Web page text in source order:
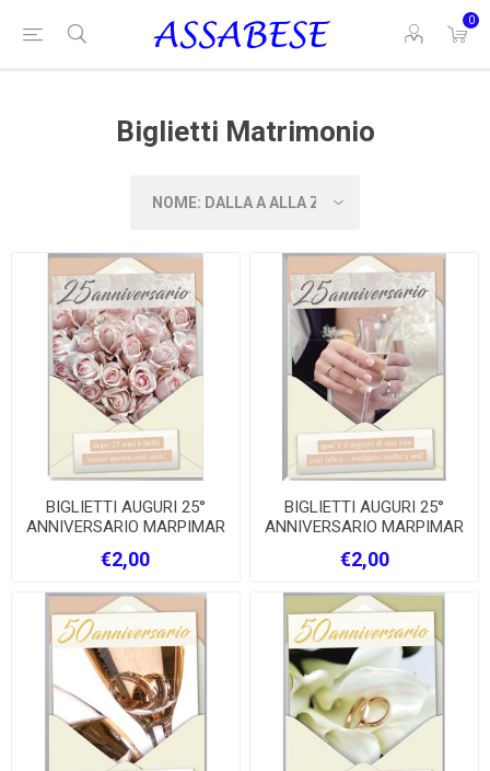
0
Biglietti Matrimonio
BIGLIETTI AUGURI 25°
ANNIVERSARIO MARPIMAR
€2,00
BIGLIETTI AUGURI 25°
ANNIVERSARIO MARPIMAR
€2,00